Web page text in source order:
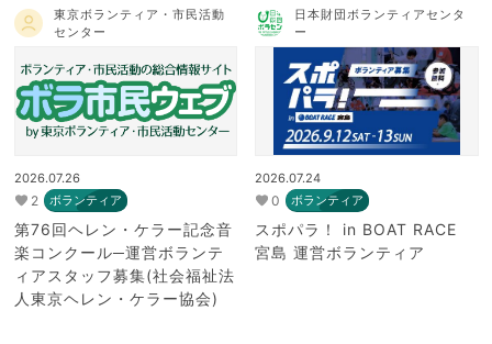
東京ボランティア・市民活動
センター
2026.07.26
2 ボランティア
第76回ヘレン・ケラー記念音
楽コンクール─運営ボランテ
ィアスタッフ募集(社会福祉法
人東京ヘレン・ケラー協会)
日本財団ボランティアセンタ
ー
2026.07.24
0 ボランティア
スポパラ！ in BOAT RACE
宮島 運営ボランティア